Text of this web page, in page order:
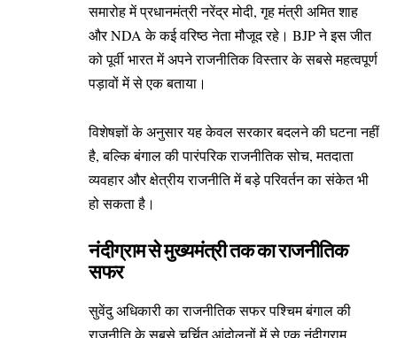
समारोह में प्रधानमंत्री नरेंद्र मोदी, गृह मंत्री अमित शाह
और NDA के कई वरिष्ठ नेता मौजूद रहे। BJP ने इस जीत
को पूर्वी भारत में अपने राजनीतिक विस्तार के सबसे महत्वपूर्ण
पड़ावों में से एक बताया।
विशेषज्ञों के अनुसार यह केवल सरकार बदलने की घटना नहीं
है, बल्कि बंगाल की पारंपरिक राजनीतिक सोच, मतदाता
व्यवहार और क्षेत्रीय राजनीति में बड़े परिवर्तन का संकेत भी
हो सकता है।
नंदीग्राम से मुख्यमंत्री तक का राजनीतिक
सफर
सुवेंदु अधिकारी का राजनीतिक सफर पश्चिम बंगाल की
राजनीति के सबसे चर्चित आंदोलनों में से एक नंदीग्राम